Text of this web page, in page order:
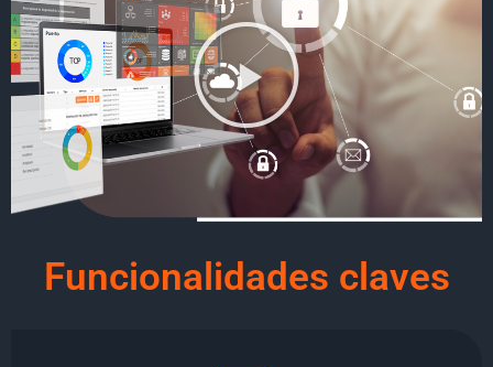
Funcionalidades claves